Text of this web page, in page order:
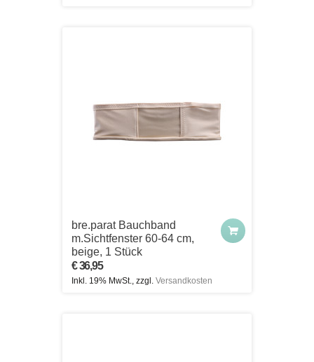
bre.parat Bauchband
m.Sichtfenster 60-64 cm,
beige, 1 Stück
€ 36,95
Inkl. 19% MwSt., zzgl. Versandkosten